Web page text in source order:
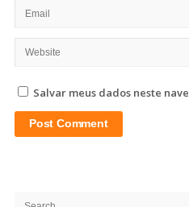
Salvar meus dados neste
Search